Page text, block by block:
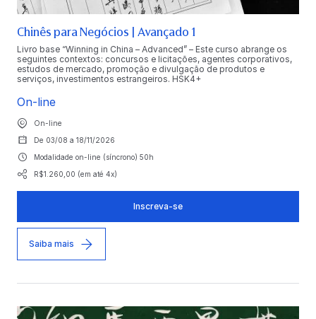
Chinês para Negócios | Avançado 1
Livro base “Winning in China – Advanced” – Este curso abrange os
seguintes contextos: concursos e licitações, agentes corporativos,
estudos de mercado, promoção e divulgação de produtos e
serviços, investimentos estrangeiros. HSK4+
On-line
On-line
De 03/08 a 18/11/2026
Modalidade on-line (síncrono) 50h
R$1.260,00 (em até 4x)
Inscreva-se
Saiba mais